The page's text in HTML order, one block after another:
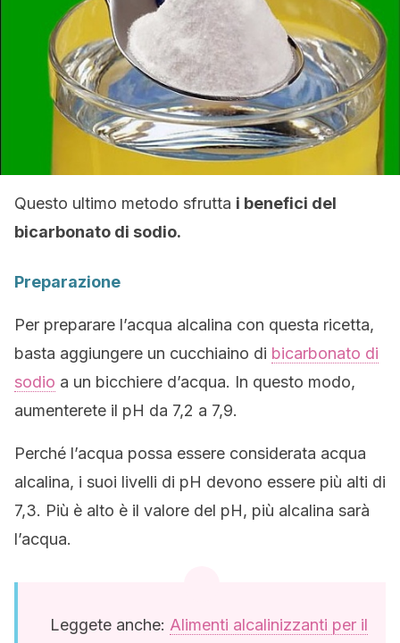
Questo ultimo metodo sfrutta i benefici del
bicarbonato di sodio.
Preparazione
Per preparare l’acqua alcalina con questa ricetta,
basta aggiungere un cucchiaino di bicarbonato di
sodio a un bicchiere d’acqua. In questo modo,
aumenterete il pH da 7,2 a 7,9.
Perché l’acqua possa essere considerata acqua
alcalina, i suoi livelli di pH devono essere più alti di
7,3. Più è alto è il valore del pH, più alcalina sarà
l’acqua.
Leggete anche: Alimenti alcalinizzanti per il